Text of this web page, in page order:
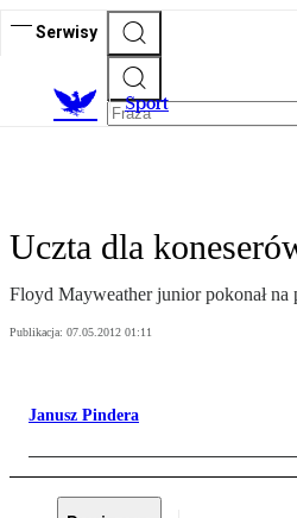
Serwisy
Sport
Uczta dla
Floyd Mayweather junior pokonał na
Publikacja: 07.05.2012 01:11
Janusz Pindera